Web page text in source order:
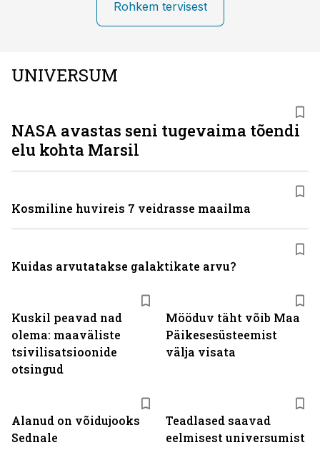
Rohkem tervisest
UNIVERSUM
Kuskil peavad nad
olema: maaväliste
tsivilisatsioonide
otsingud
Mööduv täht võib Maa
Päikesesüsteemist
välja visata
Alanud on võidujooks
Sednale
Teadlased saavad
eelmisest universumist
NASA avastas seni tugevaima tõendi
elu kohta Marsil
Kosmiline huvireis 7 veidrasse maailma
Kuidas arvutatakse galaktikate arvu?